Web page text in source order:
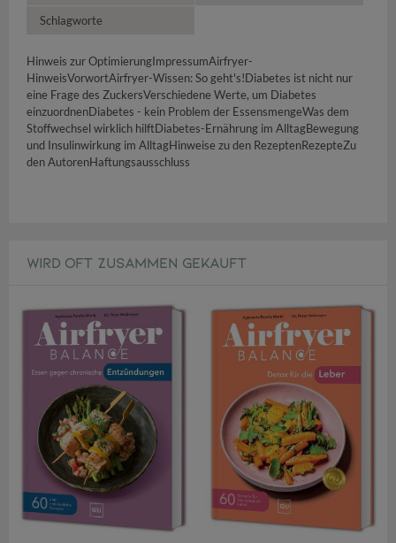
Schlagworte
Hinweis zur OptimierungImpressumAirfryer-
HinweisVorwortAirfryer-Wissen: So geht's!Diabetes ist nicht nur
eine Frage des ZuckersVerschiedene Werte, um Diabetes
einzuordnenDiabetes - kein Problem der EssensmengeWas dem
Stoffwechsel wirklich hilftDiabetes-Ernährung im AlltagBewegung
und Insulinwirkung im AlltagHinweise zu den RezeptenRezepteZu
den AutorenHaftungsausschluss
WIRD OFT ZUSAMMEN GEKAUFT